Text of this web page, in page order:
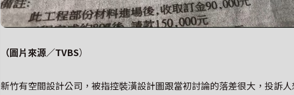
（圖片來源／TVBS）
新竹有空間設計公司，被指控裝潢設計圖跟當初討論的落差很大，投訴